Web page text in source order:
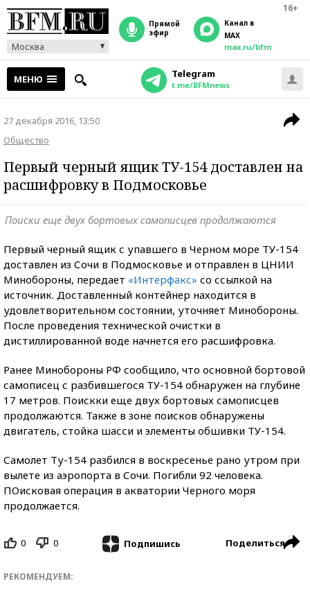
16+
Москва
прямой
эфир
Канал в
MAX
max.ru/bfm
МЕНЮ Telegram
t.me/BFMnews
27 декабря 2016, 13:50
Общество
Первый черный ящик ТУ-154 доставлен на
расшифровку в Подмосковье
Поиски еще двух бортовых самописцев продолжаются
Первый черный ящик с упавшего в Черном море ТУ-154
доставлен из Сочи в Подмосковье и отправлен в ЦНИИ
Минобороны, передает «Интерфакс» со ссылкой на
источник. Доставленный контейнер находится в
удовлетворительном состоянии, уточняет Минобороны.
После проведения технической очистки в
дистиллированной воде начнется его расшифровка.
Ранее Минобороны РФ сообщило, что основной бортовой
самописец с разбившегося ТУ-154 обнаружен на глубине
17 метров. Поискки еще двух бортовых самописцев
продолжаются. Также в зоне поисков обнаружены
двигатель, стойка шасси и элементы обшивки ТУ-154.
Самолет Ту-154 разбился в воскресенье рано утром при
вылете из аэропорта в Сочи. Погибли 92 человека.
ПОисковая операция в акватории Черного моря
продолжается.
0 0 Подпишись Поделиться
РЕКОМЕНДУЕМ: